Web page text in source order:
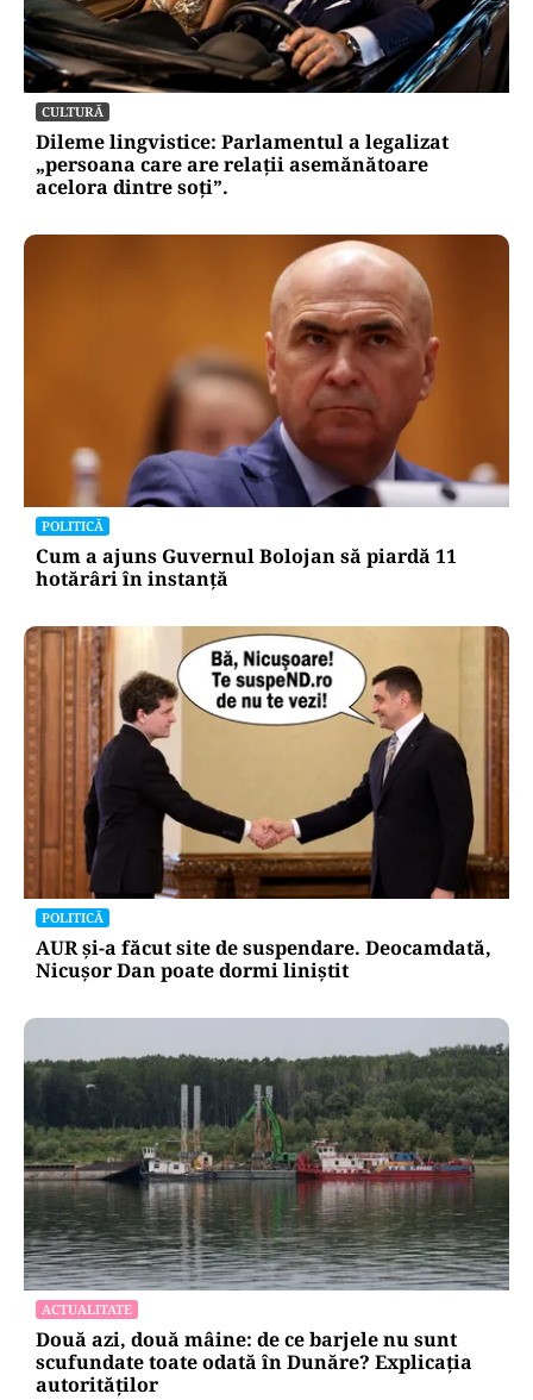
CULTURĂ
Dileme lingvistice: Parlamentul a legalizat
„persoana care are relații asemănătoare
acelora dintre soți”.
POLITICĂ
Cum a ajuns Guvernul Bolojan să piardă 11
hotărâri în instanță
POLITICĂ
AUR și-a făcut site de suspendare. Deocamdată,
Nicușor Dan poate dormi liniștit
ACTUALITATE
Două azi, două mâine: de ce barjele nu sunt
scufundate toate odată în Dunăre? Explicația
autorităților